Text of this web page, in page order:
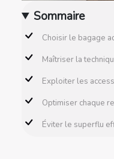
Sommaire
Choisir le bagage
Maîtriser la
Exploiter les
Optimiser chaque
Éviter le superflu